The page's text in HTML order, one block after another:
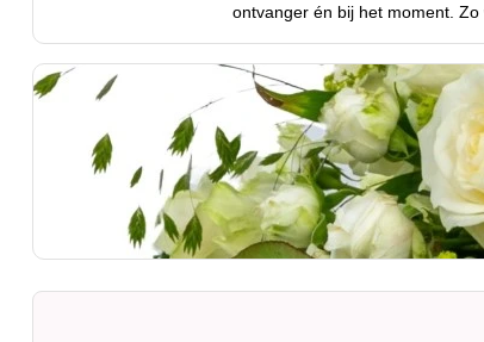
ontvanger én bij het moment.